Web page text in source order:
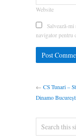
Website
Salvează-
navigator pentru
← CS Tunari –
Dinamo